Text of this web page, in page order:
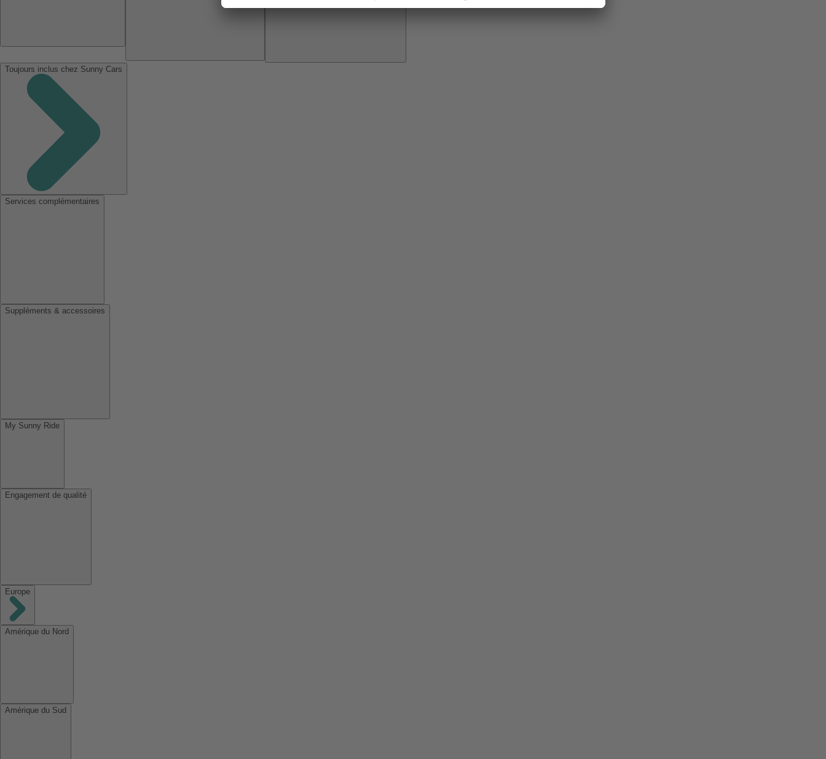
Toujours inclus chez Sunny Cars
Services complémentaires
Suppléments & accessoires
My Sunny Ride
Engagement de qualité
Europe
Amérique du Nord
Amérique du Sud